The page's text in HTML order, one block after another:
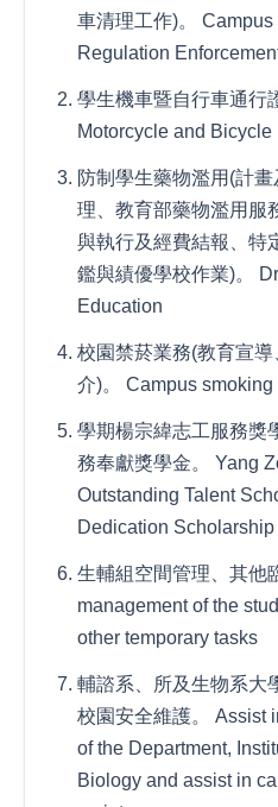
車清理工作)。
Regulation
學生機車暨自行車通行
Motorcycle and
防制學生藥物濫用(計
理、教育部藥物濫用服
與執行及經費結報、特
鑑與績優學校作業)。
Education
校園禁菸業務(教育宣
介)。 Campus
學期楊宗緯志工服務獎
務奉獻獎學金。 Yang
Outstanding Talent
Dedication Scholarship
生輔組空間管理、其他
management of the
other temporary tasks
輔諮系、所及生物系大
校園安全維護。 Assist
of the Department,
Biology and assist in